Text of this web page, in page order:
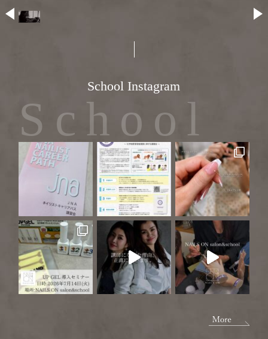
School Instagram